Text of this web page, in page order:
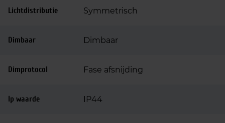
Lichtdistributie Symmetrisch
Dimbaar Dimbaar
Dimprotocol Fase afsnijding
Ip waarde IP44